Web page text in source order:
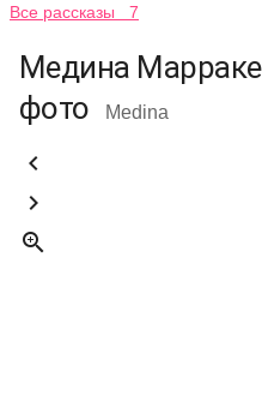
Все рассказы 7
Медина
фото
Medina


